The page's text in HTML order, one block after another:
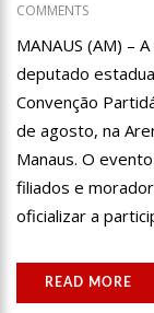
COMMENTS
MANAUS (AM) –
deputado
Convenção
de agosto, na
Manaus. O
filiados e
oficializar a
READ MORE